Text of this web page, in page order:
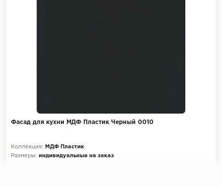
Фасад для кухни МДФ Пластик Черный 0010
Коллекция:
МДФ Пластик
Размеры: индивидуальные на заказ